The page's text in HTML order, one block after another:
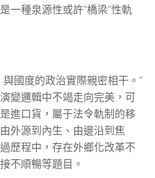
一種泉源性或許“橋梁”性軌
國度的政治實際親密相干。”
變邏輯中不竭走向完美，可
進口貨，屬于法令軌制的移
外源到內生、由邊沿到焦
歷程中，存在外鄉化改革不
不順暢等題目。